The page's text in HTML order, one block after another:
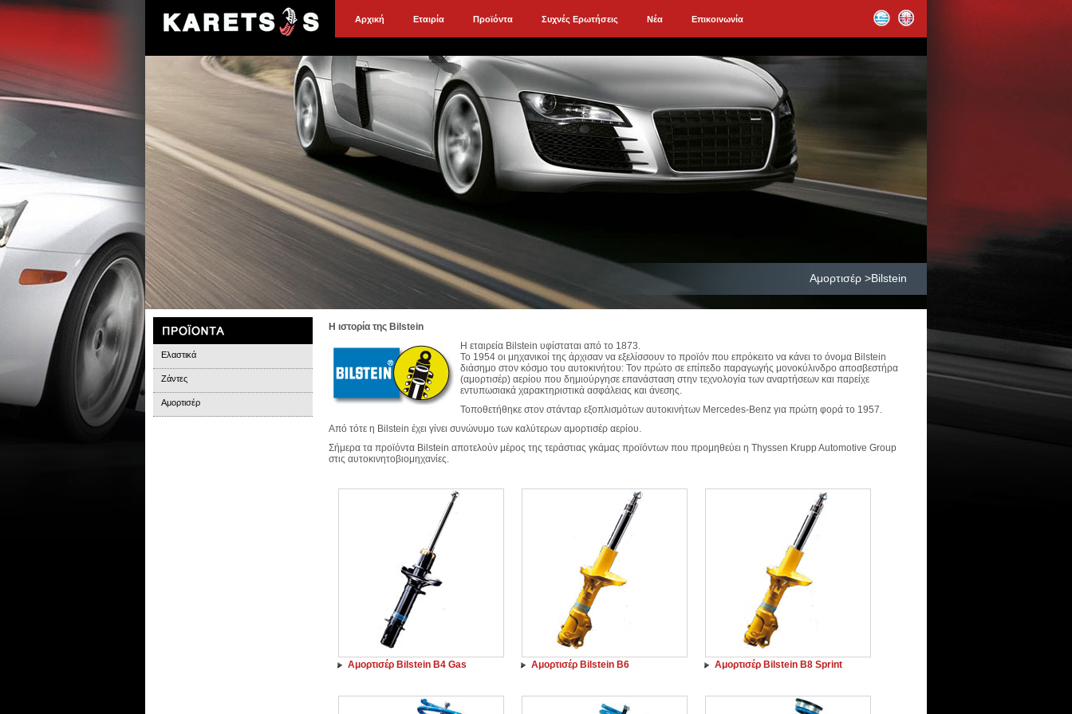
Αρχική Εταιρία Προϊόντα Συχνές Ερωτήσεις Νέα Επικοινωνία
Αμορτισέρ >Bilstein
Ελαστικά
Ζάντες
Αμορτισέρ
Η ιστορία της Bilstein
Η εταιρεία Bilstein υφίσταται από το 1873.
Το 1954 οι μηχανικοί της άρχισαν να εξελίσσουν το προϊόν που επρόκειτο να κάνει το όνομα Bilstein
διάσημο στον κόσμο του αυτοκινήτου: Τον πρώτο σε επίπεδο παραγωγής μονοκύλινδρο αποσβεστήρα
(αμορτισέρ) αερίου που δημιούργησε επανάσταση στην τεχνολογία των αναρτήσεων και παρείχε
εντυπωσιακά χαρακτηριστικά ασφάλειας και άνεσης.
Τοποθετήθηκε στον στάνταρ εξοπλισμότων αυτοκινήτων Mercedes-Benz για πρώτη φορά το 1957.
Από τότε η Bilstein έχει γίνει συνώνυμο των καλύτερων αμορτισέρ αερίου.
Σήμερα τα προϊόντα Bilstein αποτελούν μέρος της τεράστιας γκάμας προϊόντων που προμηθεύει η Thyssen Krupp Automotive Group
στις αυτοκινητοβιομηχανίες.
Αμορτισέρ Bilstein B4 Gas Αμορτισέρ Bilstein B6 Αμορτισέρ Bilstein B8 Sprint